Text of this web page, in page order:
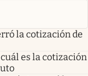
la cotización de
es la cotización